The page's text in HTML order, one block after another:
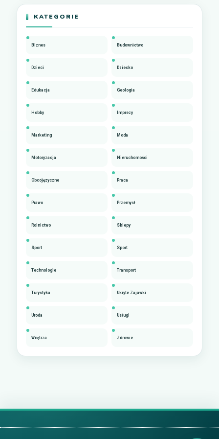
KATEGORIE
Biznes Budownictwo
Dzieci Dziecko
Edukacja Geologia
Hobby Imprezy
Marketing Moda
Motoryzacja Nieruchomości
Obcojęzyczne Praca
Prawo Przemysł
Rolnictwo Sklepy
Sport Sport
Technologie Transport
Turystyka Ukryte Zajawki
Uroda Usługi
Wnętrza Zdrowie